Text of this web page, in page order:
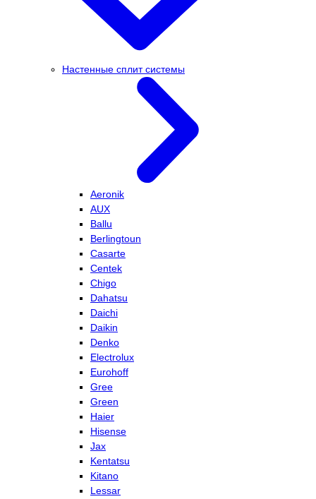
Настенные сплит системы
Aeronik
AUX
Ballu
Berlingtoun
Casarte
Centek
Chigo
Dahatsu
Daichi
Daikin
Denko
Electrolux
Eurohoff
Gree
Green
Haier
Hisense
Jax
Kentatsu
Kitano
Lessar